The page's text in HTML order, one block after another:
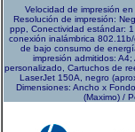
Velocidad de impresión
Resolución de impresión:
ppp, Conectividad estándar:
conexión inalámbrica
de bajo consumo de
impresión admitidos:
personalizado, Cartuchos de
LaserJet 150A, negro
Dimensiones: Ancho x
(Maximo) /